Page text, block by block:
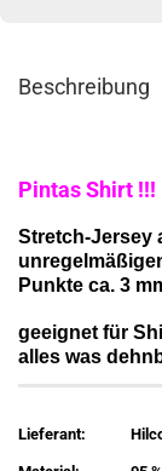
Beschreibung
Pintas Shirt
Stretch-Jersey
Punkte ca. 3
geeignet für
alles was
Lieferant: